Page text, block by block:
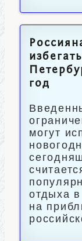
год
могут
отдыха
на